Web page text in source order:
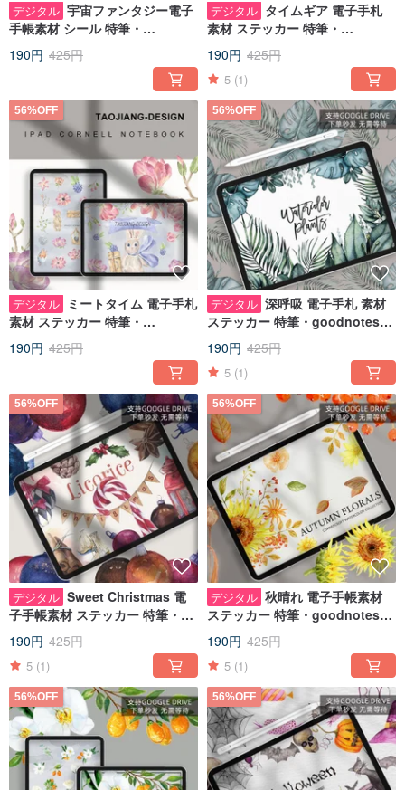
デジタル 宇宙ファンタジー電子
手帳素材 シール 特筆・
goodnotes IPADノート手帳
190円 425円
デジタル タイムギア 電子手札
素材 ステッカー 特筆・
goodnotes IPAD 札 手札
190円 425円
5 (1)
56%OFF
デジタル ミートタイム 電子手札
素材 ステッカー 特筆・
goodnotes IPAD ノート 手札
190円 425円
56%OFF
デジタル 深呼吸 電子手札 素材
ステッカー 特筆・goodnotes
IPAD 音札 手札
190円 425円
5 (1)
56%OFF
デジタル Sweet Christmas 電
子手帳素材 ステッカー 特筆・
goodnotes IPADノート手帳
190円 425円
5 (1)
56%OFF
デジタル 秋晴れ 電子手帳素材
ステッカー 特筆・goodnotes
IPADノート手帳
190円 425円
5 (1)
56%OFF 56%OFF